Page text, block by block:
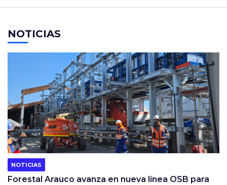
NOTICIAS
NOTICIAS
Forestal Arauco avanza en nueva línea OSB para